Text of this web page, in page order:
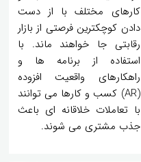
کارهای مختلف با از دست
دادن کوچکترین فرصتی از بازار
رقابتی جا خواهند ماند. با
استفاده از برنامه ها و
راهکارهای واقعیت افزوده
(AR) کسب و کارها می توانند
با تعاملات خلاقانه ای باعث
جذب مشتری می شوند.